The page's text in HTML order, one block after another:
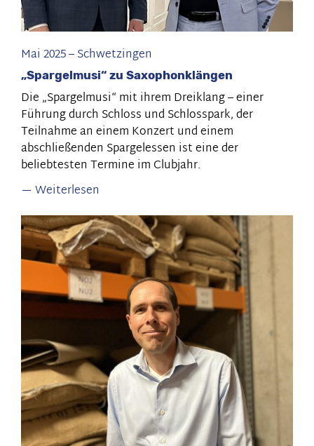
Mai 2025–Schwetzingen
„Spargelmusi“ zu Saxophonklängen
Die „Spargelmusi“ mit ihrem Dreiklang – einer
Führung durch Schloss und Schlosspark, der
Teilnahme an einem Konzert und einem
abschließenden Spargelessen ist eine der
beliebtesten Termine im Clubjahr.
Weiterlesen
„Spargelmusi“
zu
Saxophonklängen